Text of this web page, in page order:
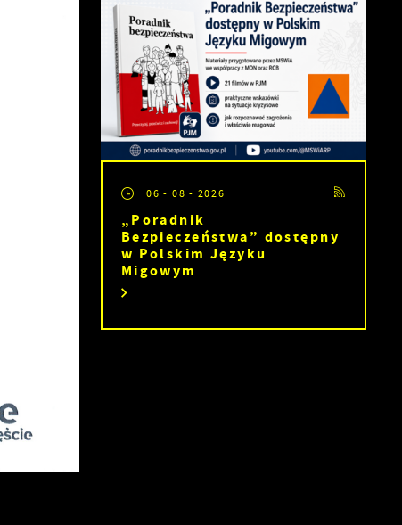
06 - 08 - 2026
„Poradnik
Bezpieczeństwa” dostępny
w Polskim Języku
Migowym